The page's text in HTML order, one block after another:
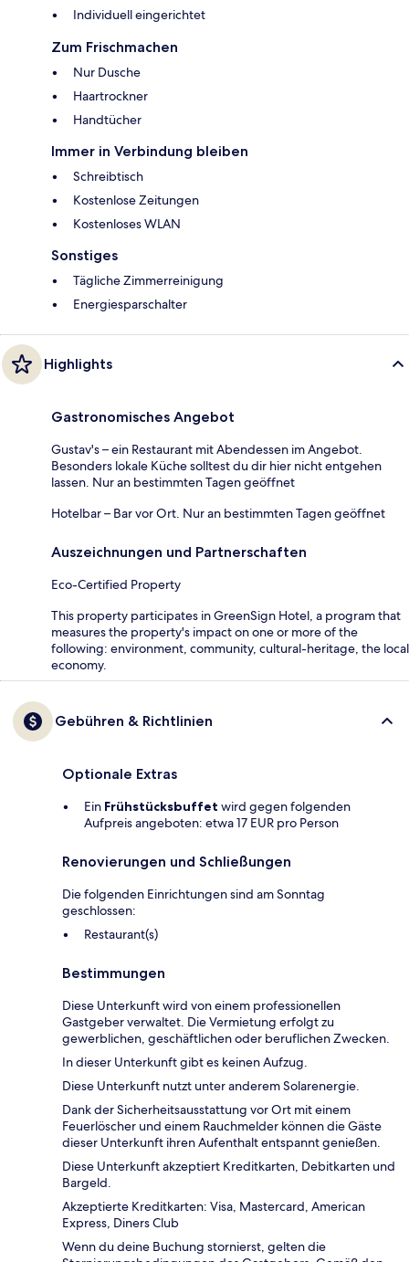
Individuell eingerichtet
Zum Frischmachen
Nur Dusche
Haartrockner
Handtücher
Immer in Verbindung bleiben
Schreibtisch
Kostenlose Zeitungen
Kostenloses WLAN
Sonstiges
Tägliche Zimmerreinigung
Energiesparschalter
Highlights
Gastronomisches Angebot
Gustav's – ein Restaurant mit Abendessen im Angebot.
Besonders lokale Küche solltest du dir hier nicht entgehen
lassen. Nur an bestimmten Tagen geöffnet
Hotelbar – Bar vor Ort. Nur an bestimmten Tagen geöffnet
Auszeichnungen und Partnerschaften
Eco-Certified Property
This property participates in GreenSign Hotel, a program that
measures the property's impact on one or more of the
following: environment, community, cultural-heritage, the local
economy.
Gebühren & Richtlinien
Optionale Extras
Ein Frühstücksbuffet wird gegen folgenden
Aufpreis angeboten: etwa 17 EUR pro Person
Renovierungen und Schließungen
Die folgenden Einrichtungen sind am Sonntag
geschlossen:
Restaurant(s)
Bestimmungen
Diese Unterkunft wird von einem professionellen
Gastgeber verwaltet. Die Vermietung erfolgt zu
gewerblichen, geschäftlichen oder beruflichen Zwecken.
In dieser Unterkunft gibt es keinen Aufzug.
Diese Unterkunft nutzt unter anderem Solarenergie.
Dank der Sicherheitsausstattung vor Ort mit einem
Feuerlöscher und einem Rauchmelder können die Gäste
dieser Unterkunft ihren Aufenthalt entspannt genießen.
Diese Unterkunft akzeptiert Kreditkarten, Debitkarten und
Bargeld.
Akzeptierte Kreditkarten: Visa, Mastercard, American
Express, Diners Club
Wenn du deine Buchung stornierst, gelten die